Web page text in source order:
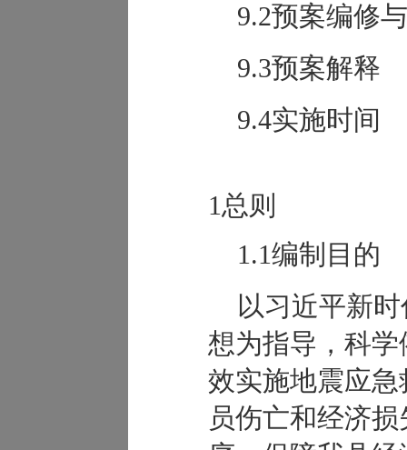
9.2预案编修
9.3预案解释
9.4实施时间
1总则
1.1编制目的
以习近平新
想为指导，科
效实施地震应
员伤亡和经济